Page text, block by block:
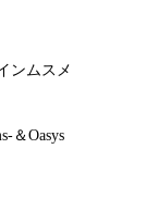
ンムスメ
＆Oasys